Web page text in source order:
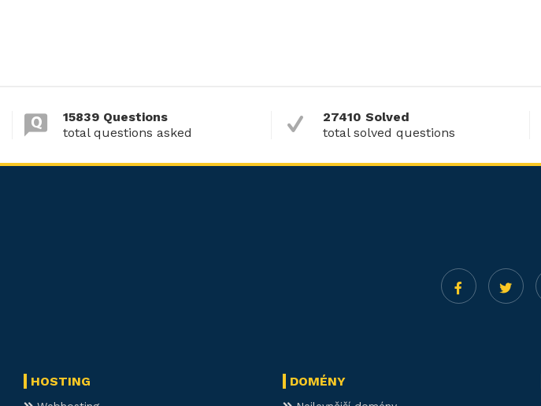
15839 Questions
total questions asked
27410 Solved
total solved questions
HOSTING DOMÉNY